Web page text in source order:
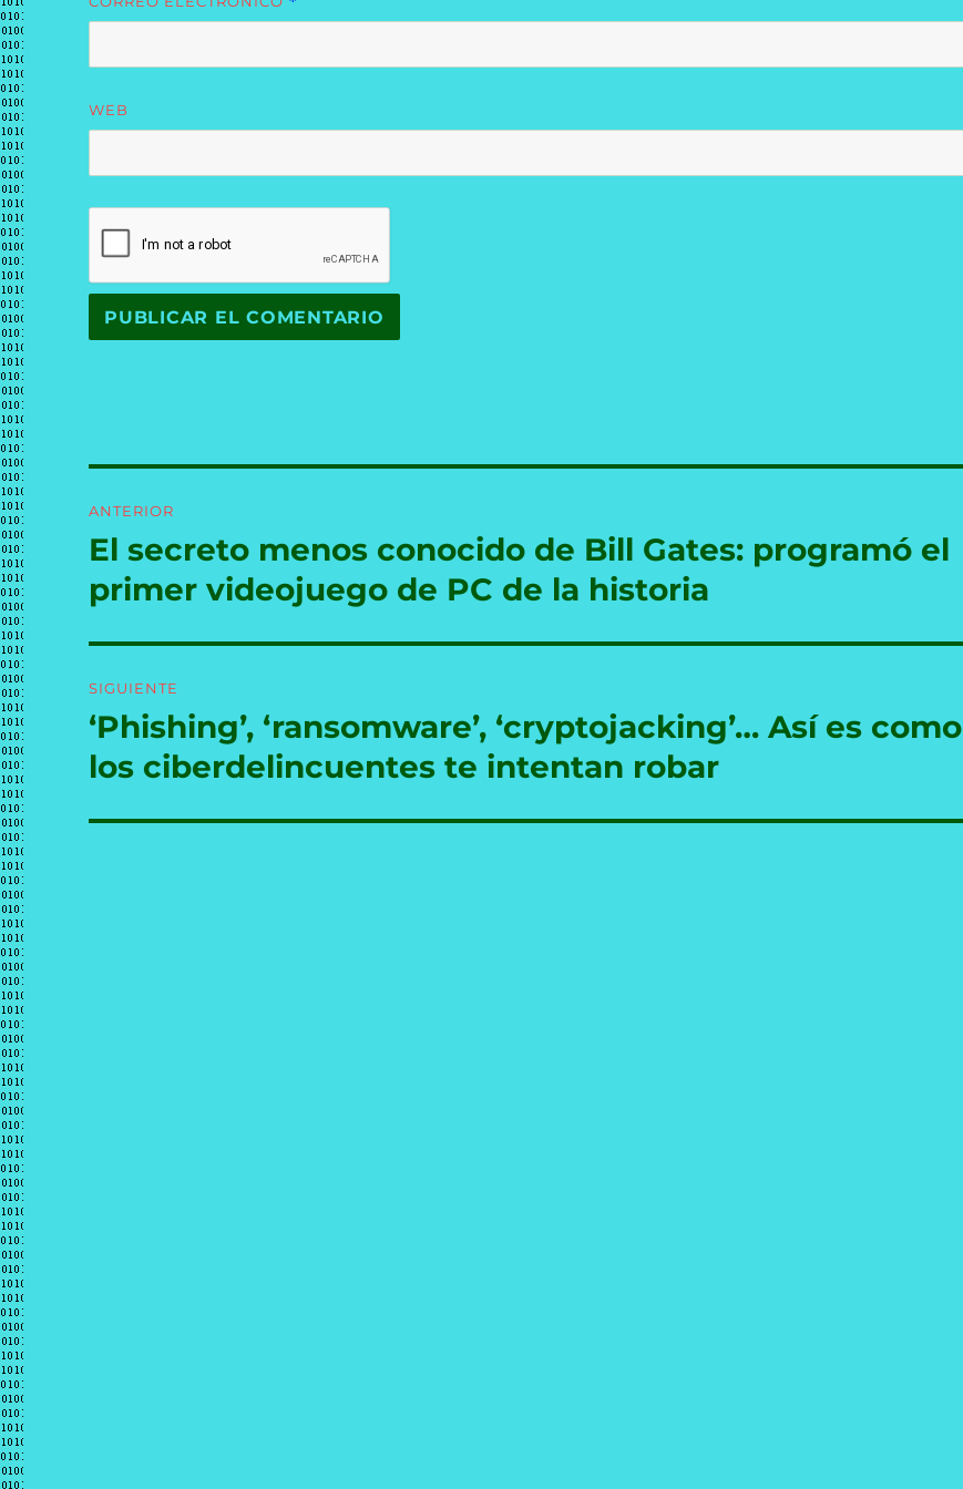
WEB
de
entradas
ANTERIOR
Entrada
anterior:
El secreto menos conocido de Bill Gates: programó el
primer videojuego de PC de la historia
SIGUIENTE
Entrada
siguiente:
‘Phishing’, ‘ransomware’, ‘cryptojacking’… Así es como
los ciberdelincuentes te intentan robar